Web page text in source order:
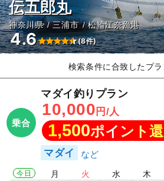
伝五郎丸
神奈川県 三浦市 松輪江奈漁港
4.6 (8件)
検索条件に合致したプラ
乗合
マダイ釣りプラン
10,000 円/人
1,500ポイント
マダイ
今日 月 火 水 木